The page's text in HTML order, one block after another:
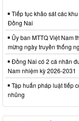
Tiếp tục khảo sát các
Đồng Nai
Ủy ban MTTQ Việt Nam
mừng ngày truyền thống
Đồng Nai có 2 cá nhân
Nam nhiệm kỳ 2026-2031
Tập huấn pháp luật tiếp
nhũng